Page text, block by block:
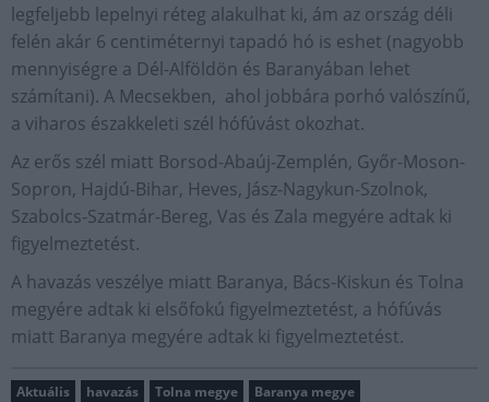
legfeljebb lepelnyi réteg alakulhat ki, ám az ország déli
felén akár 6 centiméternyi tapadó hó is eshet (nagyobb
mennyiségre a Dél-Alföldön és Baranyában lehet
számítani). A Mecsekben, ahol jobbára porhó valószínű,
a viharos északkeleti szél hófúvást okozhat.
Az erős szél miatt Borsod-Abaúj-Zemplén, Győr-Moson-
Sopron, Hajdú-Bihar, Heves, Jász-Nagykun-Szolnok,
Szabolcs-Szatmár-Bereg, Vas és Zala megyére adtak ki
figyelmeztetést.
A havazás veszélye miatt Baranya, Bács-Kiskun és Tolna
megyére adtak ki elsőfokú figyelmeztetést, a hófúvás
miatt Baranya megyére adtak ki figyelmeztetést.
Aktuális havazás Tolna megye Baranya megye